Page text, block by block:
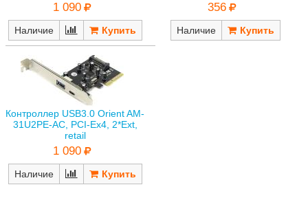
1 090
Наличие
356
Наличие
Контроллер USB3.0 Orient AM-
31U2PE-AС, PCI-Ex4, 2*Ext,
retail
1 090
Наличие